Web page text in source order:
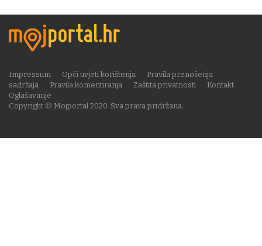
Copyright © Mojportal 2020. Sva prava pridržana.
Impressum Opći uvjeti korištenja
Pravila prenošenja
sadržaja
Pravila komentiranja Zaštita privatnosti
Kontakt
Oglašavanje